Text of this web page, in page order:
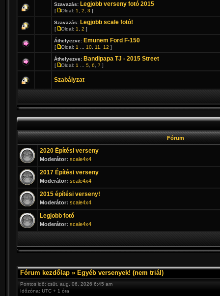
Szavazás: Legjobb verseny fotó 2015
[ Oldal: 1 2 3 ]
Szavazás: Legjobb scale fotó!
[ Oldal: 1 2 ]
Áthelyezve: Emunem Ford F-150
[ Oldal: 1 10 11 12 ]
Áthelyezve: Bandipapa TJ - 2015 Street
[ Oldal: 1 5 6 7 ]
Szabályzat
Fórum
2020 Építési verseny
Moderátor: scale4x4
2017 Építési verseny
Moderátor: scale4x4
2015 építési verseny!
Moderátor: scale4x4
Legjobb fotó
Moderátor: scale4x4
Fórum kezdőlap » Egyéb versenyek! (nem triál)
Pontos idő: csüt. aug. 06, 2026 6:45 am
Időzóna: UTC + 1 óra